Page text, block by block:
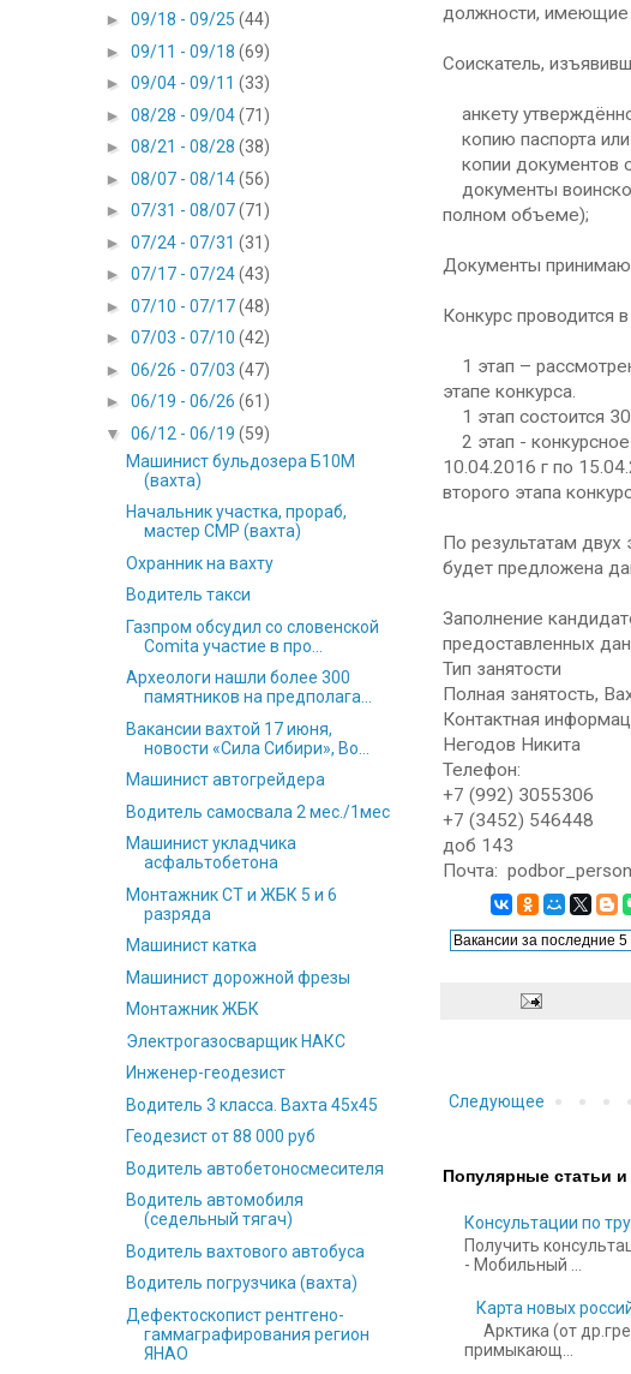
должности, имеющие
Соискатель,
анкету
копию паспорта
копии документов
документы
полном объеме);
Документы
Конкурс проводится в
1 этап –
этапе конкурса.
1 этап состоится
2 этап -
10.04.2016 г по
второго этапа
По результатам
будет предложена
Заполнение
предоставленных
Тип занятости
Полная занятость,
Контактная
Негодов Никита
Телефон:
+7 (992) 3055306
+7 (3452) 546448
доб 143
Почта:
Следующее
Популярные статьи и
Консультации по
Получить
- Мобильный ...
Карта новых
Арктика (от
примыкающ...
► 09/18 - 09/25 (44)
► 09/11 - 09/18 (69)
► 09/04 - 09/11 (33)
► 08/28 - 09/04(71)
► 08/21 - 08/28 (38)
► 08/07 - 08/14(56)
► 07/31 - 08/07(71)
► 07/24 - 07/31 (31)
► 07/17 - 07/24(43)
► 07/10 - 07/17(48)
► 07/03 - 07/10 (42)
► 06/26 - 07/03 (47)
► 06/19 - 06/26 (61)
▼ 06/12 - 06/19 (59)
Машинист бульдозера Б10М
(вахта)
Начальник участка, прораб,
мастер СМР (вахта)
Охранник на вахту
Водитель такси
Газпром обсудил со словенской
Сomita участие в про...
Археологи нашли более 300
памятников на предполага...
Вакансии вахтой 17 июня,
новости «Сила Сибири», Во...
Машинист автогрейдера
Водитель самосвала 2 мес./1мес
Машинист укладчика
асфальтобетона
Монтажник СТ и ЖБК 5 и 6
разряда
Машинист катка
Машинист дорожной фрезы
Монтажник ЖБК
Электрогазосварщик НАКС
Инженер-геодезист
Водитель 3 класса. Вахта 45х45
Геодезист от 88 000 руб
Водитель автобетоносмесителя
Водитель автомобиля
(седельный тягач)
Водитель вахтового автобуса
Водитель погрузчика (вахта)
Дефектоскопист рентгено-
гаммаграфирования регион
ЯНАО